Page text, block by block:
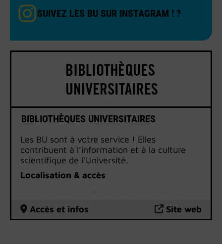
SUIVEZ LES BU SUR INSTAGRAM ! ?
BIBLIOTHÈQUES UNIVERSITAIRES
Les BU sont à votre service ! Elles
contribuent à l’information et à la culture
scientifique de l’Université.
Localisation & accès
universitaires sont disponibles sur le site
internet des BU.
Accès et infos Site web